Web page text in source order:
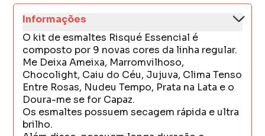
Informações
O kit de esmaltes Risqué Essencial é
composto por 9 novas cores da linha regular.
Me Deixa Ameixa, Marromvilhoso,
Chocolight, Caiu do Céu, Jujuva, Clima Tenso
Entre Rosas, Nudeu Tempo, Prata na Lata e o
Doura-me se for Capaz.
Os esmaltes possuem secagem rápida e ultra
brilho.